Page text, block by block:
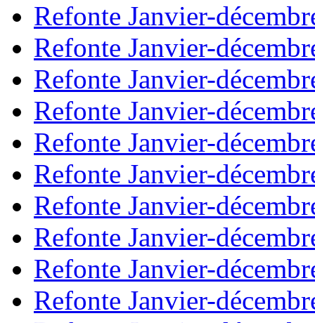
Refonte Janvier-
Refonte Janvier-
Refonte Janvier-
Refonte Janvier-
Refonte Janvier-
Refonte Janvier-
Refonte Janvier-
Refonte Janvier-
Refonte Janvier-
Refonte Janvier-